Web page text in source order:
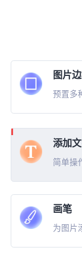
图片
预置多
添加
简单操
画笔
为图片